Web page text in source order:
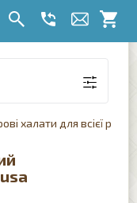
халати для всієї